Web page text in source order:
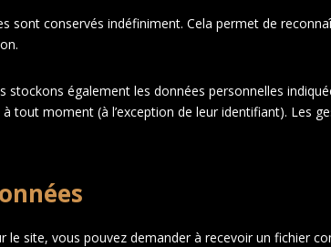
sont conservés indéfiniment. Cela permet de
stockons également les données personnelles
moment (à l’exception de leur identifiant). Les
site, vous pouvez demander à recevoir un fichier